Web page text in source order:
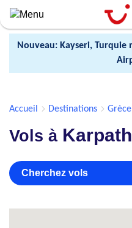
Skip
to
main
contentNouveau: Kayseri,
Accueil Destinations Grèce
Vols à
Cherchez vols